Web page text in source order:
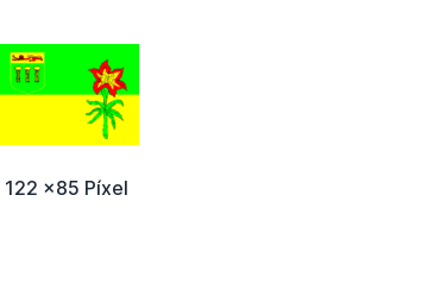
122 x85 Píxel